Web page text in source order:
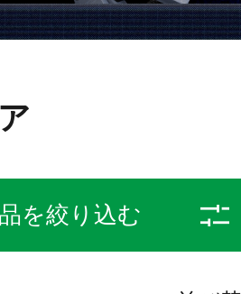
を絞り込む